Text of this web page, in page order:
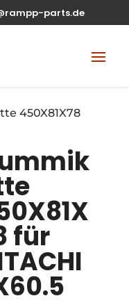
parts.de
450X81X78
für